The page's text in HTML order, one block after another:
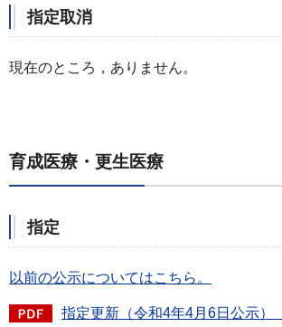
指定取消
現在のところ，ありません。
育成医療・更生医療
指定
以前の公示についてはこちら。
指定更新（令和4年4月6日公示）